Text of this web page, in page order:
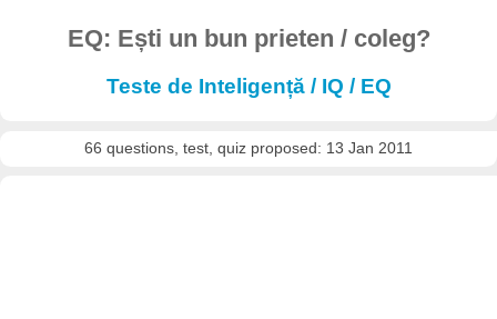
EQ: Ești un bun prieten / coleg?
Teste de Inteligență / IQ / EQ
66 questions, test, quiz proposed: 13 Jan 2011